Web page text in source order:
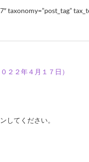
taxonomy=”post_tag”
２２年４月１７日）
してください。